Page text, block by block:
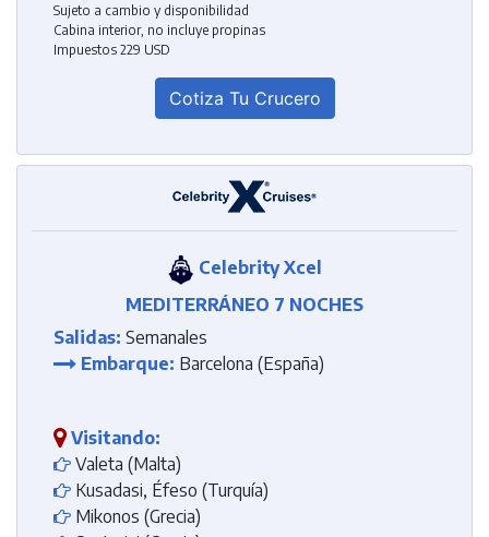
Sujeto a cambio y disponibilidad
Cabina interior, no incluye propinas
Impuestos 229 USD
Cotiza Tu Crucero
Celebrity Xcel
MEDITERRÁNEO 7 NOCHES
Salidas: Semanales
Embarque: Barcelona (España)
Visitando:
Valeta (Malta)
Kusadasi, Éfeso (Turquía)
Mikonos (Grecia)